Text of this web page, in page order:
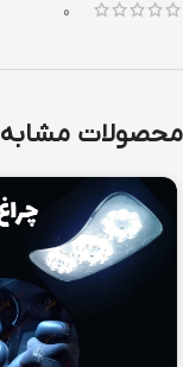
0
محصولات مشابه